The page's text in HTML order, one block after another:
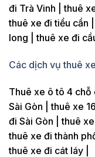
đi Trà Vinh | thuê
thuê xe đi tiểu cần
long | thuê xe đi
Các dịch vụ thuê
Thuê xe ô tô 4 chỗ
Sài Gòn | thuê xe
đi Sài Gòn | thuê
thuê xe đi thành
thuê xe đi cát láy |